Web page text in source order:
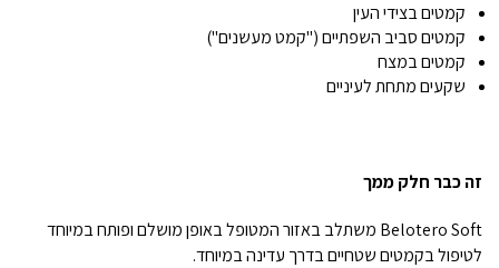
קמטים בצידי העין
קמטים סביב השפתיים ("קמט מעשנים")
קמטים במצח
שקעים מתחת לעיניים
זה כבר חלק ממך
Belotero Soft משתלב באזור המטופל באופן מושלם ופותח במיוחד
לטיפול בקמטים שטחיים בדרך עדינה במיוחד.